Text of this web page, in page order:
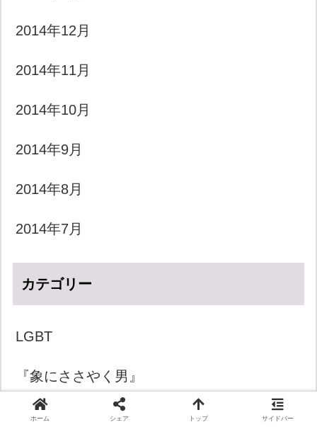
2014年12月
2014年11月
2014年10月
2014年9月
2014年8月
2014年7月
カテゴリー
LGBT
『象にささやく男』
きょうのダジャレ
ホーム シェア トップ サイドバー